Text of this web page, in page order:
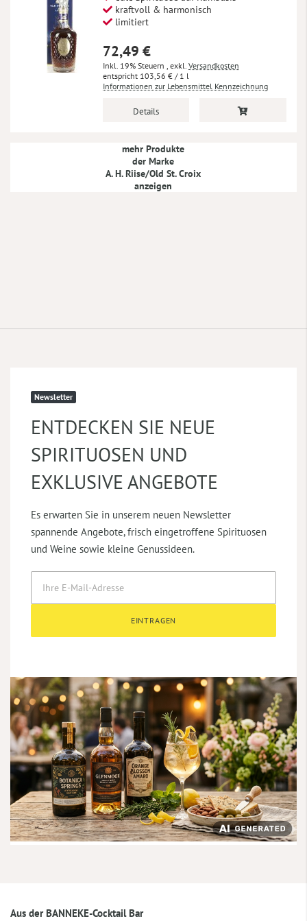
kraftvoll & harmonisch
limitiert
72,49 €
Inkl. 19% Steuern , exkl. Versandkosten
103,56 € / 1 l
Informationen zur Lebensmittel Kennzeichnung
Details
mehr Produkte
der Marke
A. H. Riise/Old St. Croix
anzeigen
Newsletter
ENTDECKEN SIE NEUE
SPIRITUOSEN UND
EXKLUSIVE ANGEBOTE
Es erwarten Sie in unserem neuen Newsletter
spannende Angebote, frisch eingetroffene Spirituosen
und Weine sowie kleine Genussideen.
EINTRAGEN
Aus der BANNEKE-Cocktail Bar